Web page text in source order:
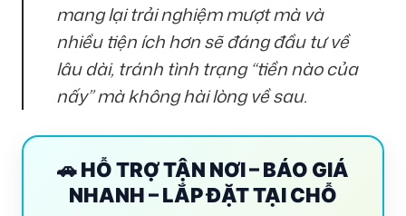
mang lại trải nghiệm mượt mà và
nhiều tiện ích hơn sẽ đáng đầu tư về
lâu dài, tránh tình trạng “tiền nào của
nấy” mà không hài lòng về sau.
🚗 HỖ TRỢ TẬN NƠI – BÁO GIÁ
NHANH – LẮP ĐẶT TẠI CHỖ